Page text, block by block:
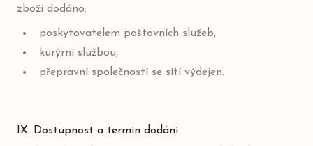
zboží dodáno:
poskytovatelem poštovních služeb,
kurýrní službou,
přepravní společností se sítí výdejen.
IX. Dostupnost a termín dodání